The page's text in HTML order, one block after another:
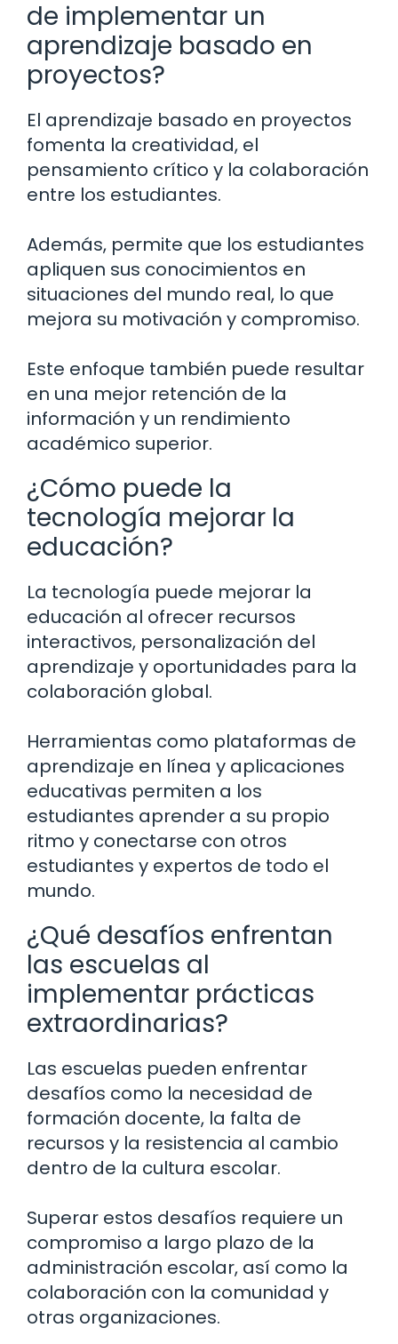
de implementar un
aprendizaje basado en
proyectos?
El aprendizaje basado en proyectos
fomenta la creatividad, el
pensamiento crítico y la colaboración
entre los estudiantes.
Además, permite que los estudiantes
apliquen sus conocimientos en
situaciones del mundo real, lo que
mejora su motivación y compromiso.
Este enfoque también puede resultar
en una mejor retención de la
información y un rendimiento
académico superior.
¿Cómo puede la
tecnología mejorar la
educación?
La tecnología puede mejorar la
educación al ofrecer recursos
interactivos, personalización del
aprendizaje y oportunidades para la
colaboración global.
Herramientas como plataformas de
aprendizaje en línea y aplicaciones
educativas permiten a los
estudiantes aprender a su propio
ritmo y conectarse con otros
estudiantes y expertos de todo el
mundo.
¿Qué desafíos enfrentan
las escuelas al
implementar prácticas
extraordinarias?
Las escuelas pueden enfrentar
desafíos como la necesidad de
formación docente, la falta de
recursos y la resistencia al cambio
dentro de la cultura escolar.
Superar estos desafíos requiere un
compromiso a largo plazo de la
administración escolar, así como la
colaboración con la comunidad y
otras organizaciones.